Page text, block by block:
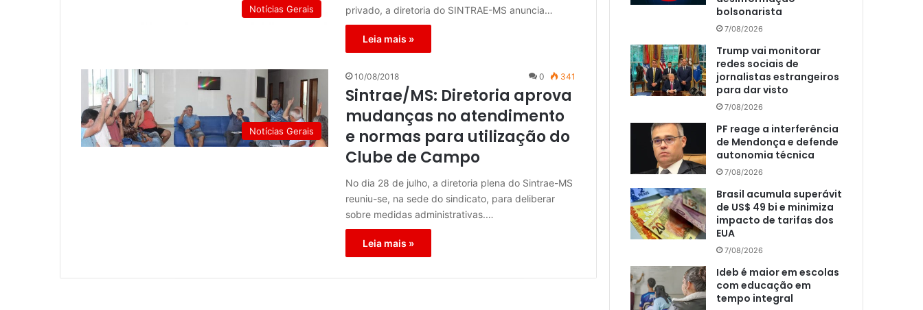
Notícias Gerais
privado, a diretoria do SINTRAE-MS anuncia…
Leia mais »
Notícias Gerais
10/08/2018 0 341
Sintrae/MS: Diretoria aprova
mudanças no atendimento
e normas para utilização do
Clube de Campo
No dia 28 de julho, a diretoria plena do Sintrae-MS
reuniu-se, na sede do sindicato, para deliberar
sobre medidas administrativas.…
Leia mais »
bolsonarista
7/08/2026
Trump vai monitorar
redes sociais de
jornalistas estrangeiros
para dar visto
7/08/2026
PF reage a interferência
de Mendonça e defende
autonomia técnica
7/08/2026
Brasil acumula superávit
de US$ 49 bi e minimiza
impacto de tarifas dos
EUA
7/08/2026
Ideb é maior em escolas
com educação em
tempo integral